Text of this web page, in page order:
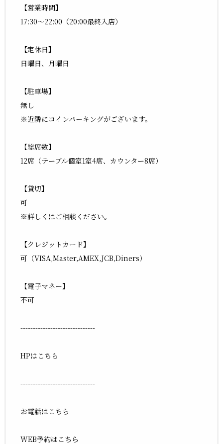
【営業時間】
17:30～22:00（20:00最終入店）
【定休日】
日曜日、月曜日
【駐車場】
無し
※近隣にコインパーキングがございます。
【総席数】
12席（テーブル個室1室4席、カウンター8席）
【貸切】
可
※詳しくはご相談ください。
【クレジットカード】
可（VISA,Master,AMEX,JCB,Diners）
【電子マネー】
不可
------------------------------
HPはこちら
------------------------------
お電話はこちら
WEB予約はこちら